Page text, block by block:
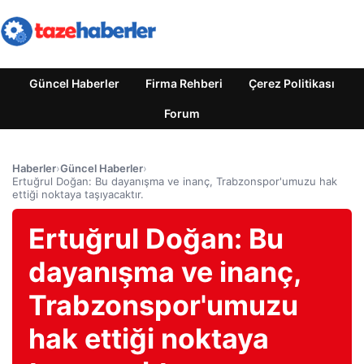
Güncel Haberler Firma Rehberi Çerez Politikası
Forum
Haberler›Güncel Haberler›
Ertuğrul Doğan: Bu dayanışma ve inanç, Trabzonspor'umuzu hak
ettiği noktaya taşıyacaktır.
Ertuğrul Doğan: Bu
dayanışma ve inanç,
Trabzonspor'umuzu
hak ettiği noktaya